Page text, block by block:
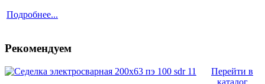
Подробнее...
Рекомендуем
Перейти в
каталог